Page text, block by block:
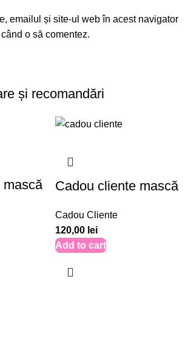
emailul și site-ul web în acest navigator
o să comentez.
și recomandări
mască
Cadou cliente mască
– CC002
Cadou Cliente
120,00 lei
Add to cart